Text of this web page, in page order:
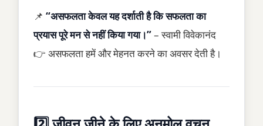
📌 “असफलता केवल यह दर्शाती है कि सफलता का
प्रयास पूरे मन से नहीं किया गया।”– स्वामी विवेकानंद
👉 असफलता हमें और मेहनत करने का अवसर देती है।